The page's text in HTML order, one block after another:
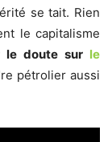
se tait. Rien
le capitalisme
le doute sur le
pétrolier aussi